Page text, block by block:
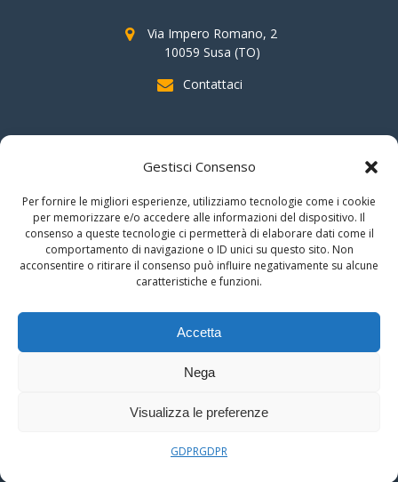
Gestisci Consenso
Per fornire le migliori esperienze, utilizziamo tecnologie come i cookie
per memorizzare e/o accedere alle informazioni del dispositivo. Il
consenso a queste tecnologie ci permetterà di elaborare dati come il
comportamento di navigazione o ID unici su questo sito. Non
acconsentire o ritirare il consenso può influire negativamente su alcune
caratteristiche e funzioni.
Accetta
Nega
Visualizza le preferenze
GDPRGDPR
Via Impero Romano, 2
10059 Susa (TO)
Contattaci
SOSTIENI AAS
indicando il
C.F. 96020930010
nella dichiarazione dei redditi e
firmando per la destinazione del"cinque per mille".
Grazie!!
© 2026 Associazione Astrofili Segusini